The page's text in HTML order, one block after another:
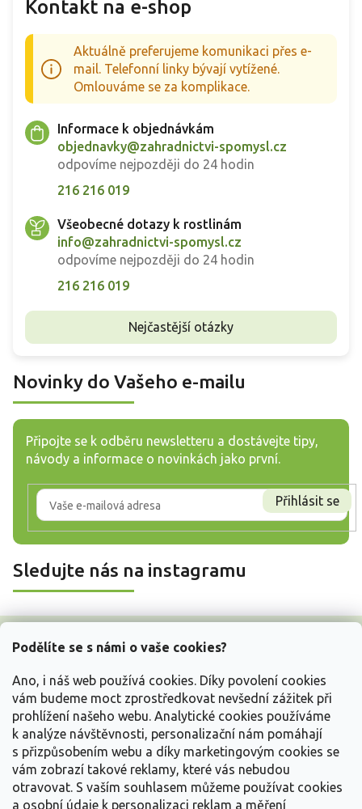
Podělíte se s námi o vaše cookies?
Ano, i náš web používá cookies. Díky povolení cookies
vám budeme moct zprostředkovat nevšední zážitek při
prohlížení našeho webu. Analytické cookies používáme
k analýze návštěvnosti, personalizační nám pomáhají
s přizpůsobením webu a díky marketingovým cookies se
vám zobrazí takové reklamy, které vás nebudou
otravovat. S vaším souhlasem můžeme používat cookies
a osobní údaje k personalizaci reklam a měření
Kontakt na e-shop
Aktuálně preferujeme komunikaci přes e-
mail. Telefonní linky bývají vytížené.
Omlouváme se za komplikace.
Informace k objednávkám
objednavky@zahradnictvi-spomysl.cz
odpovíme nejpozději do 24 hodin
216 216 019
Všeobecné dotazy k rostlinám
info@zahradnictvi-spomysl.cz
odpovíme nejpozději do 24 hodin
216 216 019
Nejčastější otázky
Novinky do Vašeho e-mailu
Připojte se k odběru newsletteru a dostávejte tipy,
návody a informace o novinkách jako první.
Přihlásit se
Sledujte nás na instagramu
Z
Vše o nákupu
Informace pro Vás